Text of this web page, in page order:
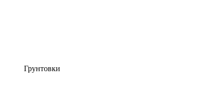
Грунтовки